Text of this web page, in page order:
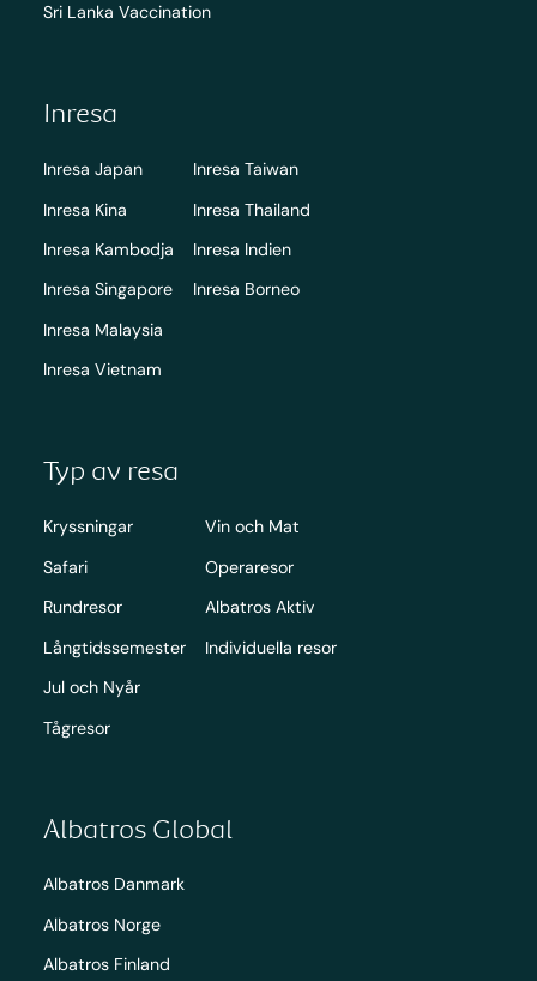
Sri Lanka Vaccination
Inresa
Inresa Japan
Inresa Kina
Inresa Kambodja
Inresa Singapore
Inresa Malaysia
Inresa Vietnam
Inresa Taiwan
Inresa Thailand
Inresa Indien
Inresa Borneo
Typ av resa
Kryssningar
Safari
Rundresor
Långtidssemester
Jul och Nyår
Tågresor
Vin och Mat
Operaresor
Albatros Aktiv
Individuella resor
Albatros Global
Albatros Danmark
Albatros Norge
Albatros Finland